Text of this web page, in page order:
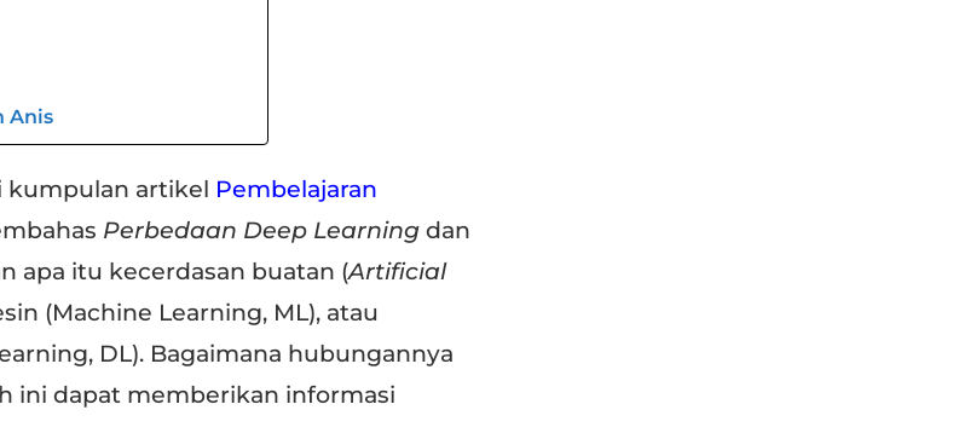
Anis
kumpulan artikel Pembelajaran
Perbedaan Deep Learning dan
apa itu kecerdasan buatan (Artificial
(Machine Learning, ML), atau
DL). Bagaimana hubungannya
ini dapat memberikan informasi